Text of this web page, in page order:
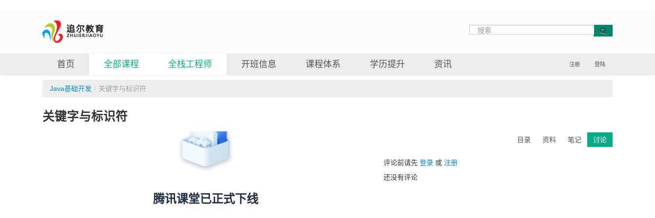
首页 全部课程 全栈工程师 开班信息 课程体系 学历提升 资讯 注册 登陆
Java基础开发 / 关键字与标识符
关键字与标识符
讨论
笔记
资料
目录
评论前请先 登录 或 注册
还没有评论